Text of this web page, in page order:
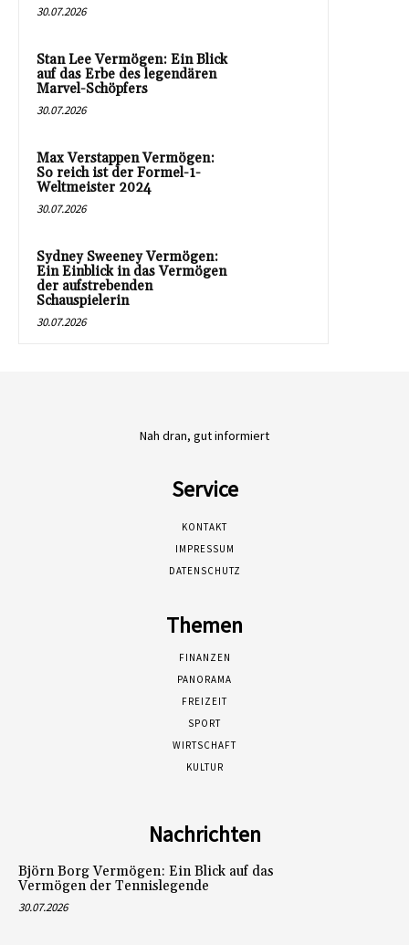
30.07.2026
Stan Lee Vermögen: Ein Blick
auf das Erbe des legendären
Marvel-Schöpfers
30.07.2026
Max Verstappen Vermögen:
So reich ist der Formel-1-
Weltmeister 2024
30.07.2026
Sydney Sweeney Vermögen:
Ein Einblick in das Vermögen
der aufstrebenden
Schauspielerin
30.07.2026
Nah dran, gut informiert
Service
KONTAKT
IMPRESSUM
DATENSCHUTZ
Themen
FINANZEN
PANORAMA
FREIZEIT
SPORT
WIRTSCHAFT
KULTUR
Nachrichten
Björn Borg Vermögen: Ein Blick auf das
Vermögen der Tennislegende
30.07.2026